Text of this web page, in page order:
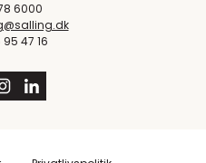
6000
95 47 16